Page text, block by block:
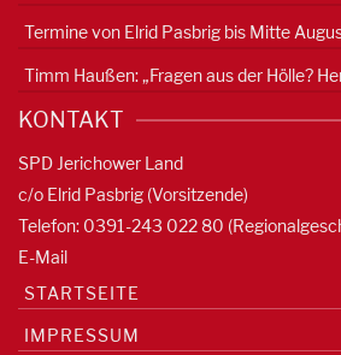
Termine von Elrid Pasbrig bis Mitte
Timm Haußen: „Fragen aus der Hölle?
KONTAKT
SPD Jerichower Land
c/o Elrid Pasbrig (Vorsitzende)
Telefon: 0391-243 022 80
E-Mail
STARTSEITE
IMPRESSUM